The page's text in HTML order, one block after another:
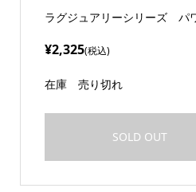
ラグジュアリーシリーズ
¥2,325(税込)
在庫 売り切れ
SOLD OUT